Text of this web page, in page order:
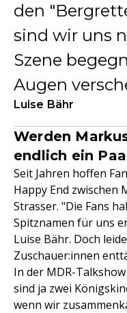
den
sind wir uns
Szene
Augen
Luise Bähr
Werden
endlich ein
Seit Jahren hoffen
Happy End zwischen
Strasser. "Die Fans
Spitznamen für uns
Luise Bähr. Doch
Zuschauer:innen
In der MDR-
sind ja zwei
wenn wir